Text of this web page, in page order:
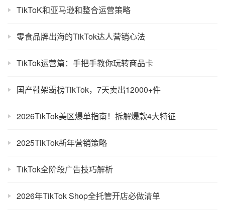
TikToK和亚马逊和整合运营策略
零食品牌出海的TikTok达人营销心法
TikTok运营篇：手把手教你玩转商品卡
国产鞋架霸榜TikTok，7天卖出12000+件
2026TikTok美区爆单指南！拆解爆款4大特征
2025TikTok新年营销策略
TikTok全阶段广告技巧解析
2026年TikTok Shop全托管开店必做清单